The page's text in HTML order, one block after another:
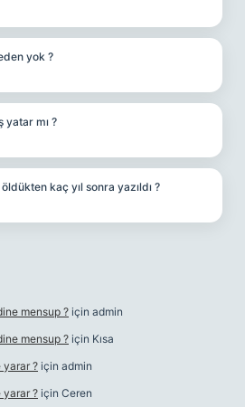
yok ?
yatar mı ?
kaç yıl sonra yazıldı ?
mensup ? için admin
mensup ? için Kısa
yarar ? için admin
yarar ? için Ceren